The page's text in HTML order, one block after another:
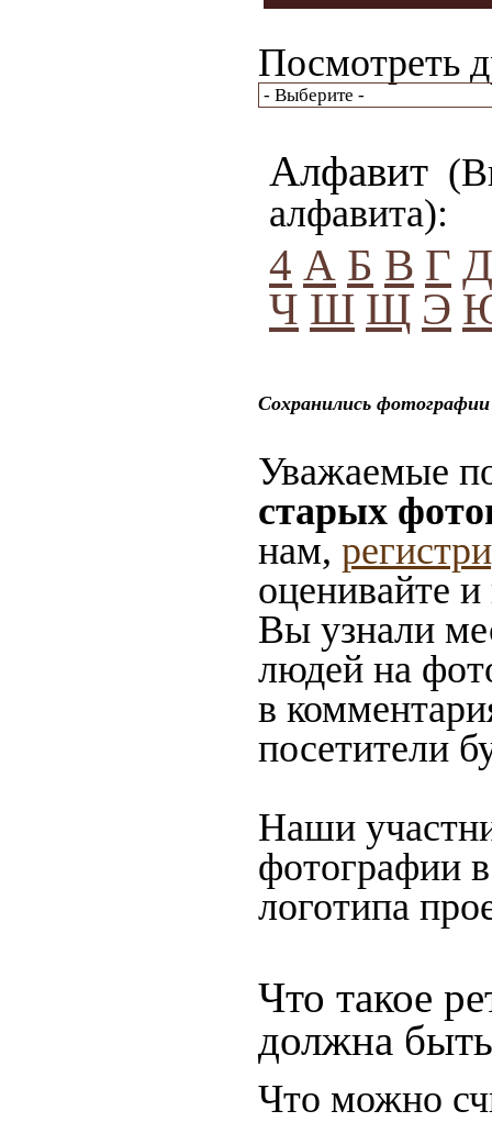
Посмотреть
Алфавит
алфавита):
4 А Б В Г Д
Ч Ш Щ Э
Сохранились
Уважаемые
старых
нам,
оценивайте
Вы узнали
людей на
в
посетители
Наши
фотографии
логотипа
Что такое
должна
Что можно